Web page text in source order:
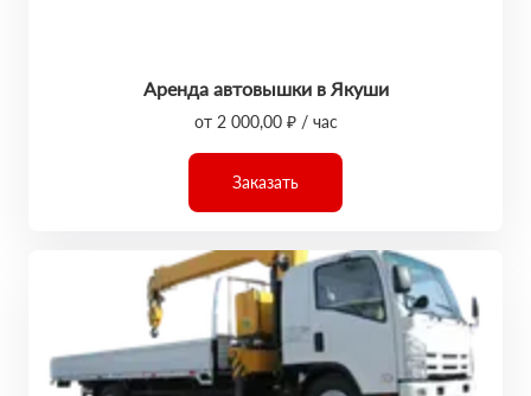
Аренда автовышки в Якуши
от 2 000,00 ₽ / час
Заказать